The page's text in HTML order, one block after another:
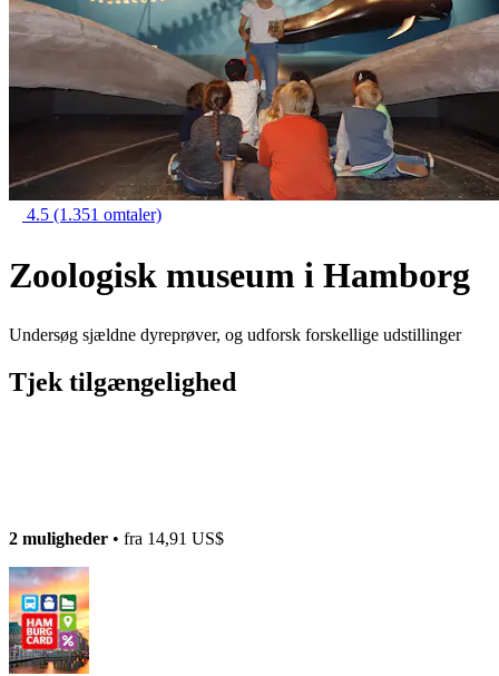
4.5 (1.351 omtaler)
Zoologisk museum i Hamborg
Undersøg sjældne dyreprøver, og udforsk forskellige udstillinger
Tjek tilgængelighed
2 muligheder • fra 14,91 US$